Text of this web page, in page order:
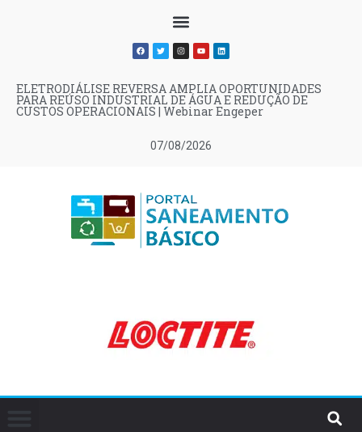
07/08/2026
ELETRODIÁLISE REVERSA AMPLIA OPORTUNIDADES
PARA REÚSO INDUSTRIAL DE ÁGUA E REDUÇÃO DE
CUSTOS OPERACIONAIS | Webinar Engeper